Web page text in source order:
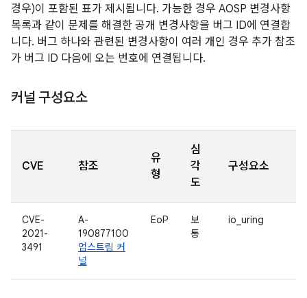
경우)이 포함된 표가 제시됩니다. 가능한 경우 AOSP 변경사항
목록과 같이 문제를 해결한 공개 변경사항을 버그 ID에 연결합
니다. 버그 하나와 관련된 변경사항이 여러 개인 경우 추가 참조
가 버그 ID 다음에 오는 번호에 연결됩니다.
커널 구성요소
CVE 참조
유
형
심
각
도
구성요소
CVE-
2021-
3491
A-
190877100
업스트림 커
널
EoP
보
통
io_uring